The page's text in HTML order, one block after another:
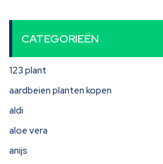
CATEGORIEËN
123 plant
aardbeien planten kopen
aldi
aloe vera
anijs